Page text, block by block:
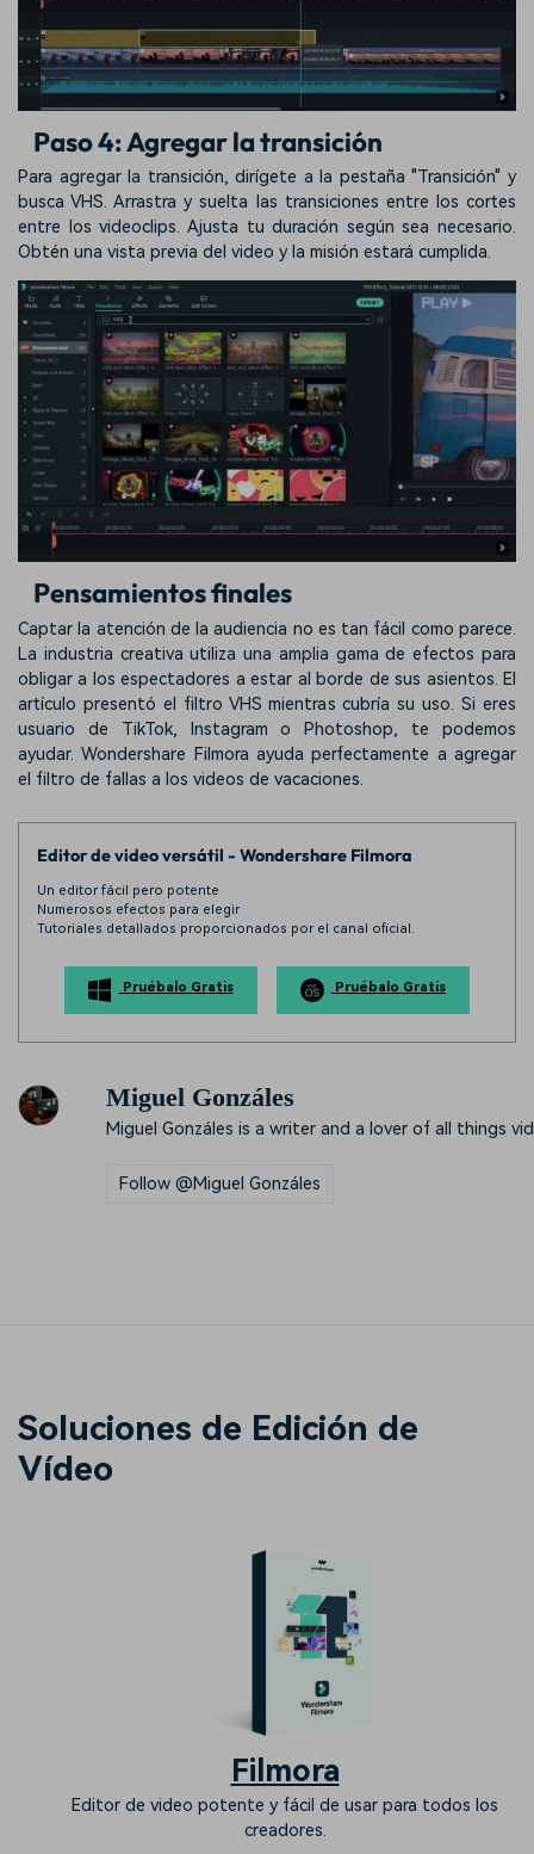
Paso 4: Agregar la transición
Para agregar la transición, dirígete a la pestaña "Transición" y
busca VHS. Arrastra y suelta las transiciones entre los cortes
entre los videoclips. Ajusta tu duración según sea necesario.
Obtén una vista previa del video y la misión estará cumplida.
Pensamientos finales
Captar la atención de la audiencia no es tan fácil como parece.
La industria creativa utiliza una amplia gama de efectos para
obligar a los espectadores a estar al borde de sus asientos. El
artículo presentó el filtro VHS mientras cubría su uso. Si eres
usuario de TikTok, Instagram o Photoshop, te podemos
ayudar. Wondershare Filmora ayuda perfectamente a agregar
el filtro de fallas a los videos de vacaciones.
Editor de video versátil - Wondershare Filmora
Un editor fácil pero potente
Numerosos efectos para elegir
Tutoriales detallados proporcionados por el canal oficial.
Pruébalo Gratis Pruébalo Gratis
Miguel Gonzáles
Miguel Gonzáles is a writer and a lover of all things
Follow @Miguel Gonzáles
Soluciones de Edición de
Vídeo
Filmora
Editor de video potente y fácil de usar para todos los
creadores.